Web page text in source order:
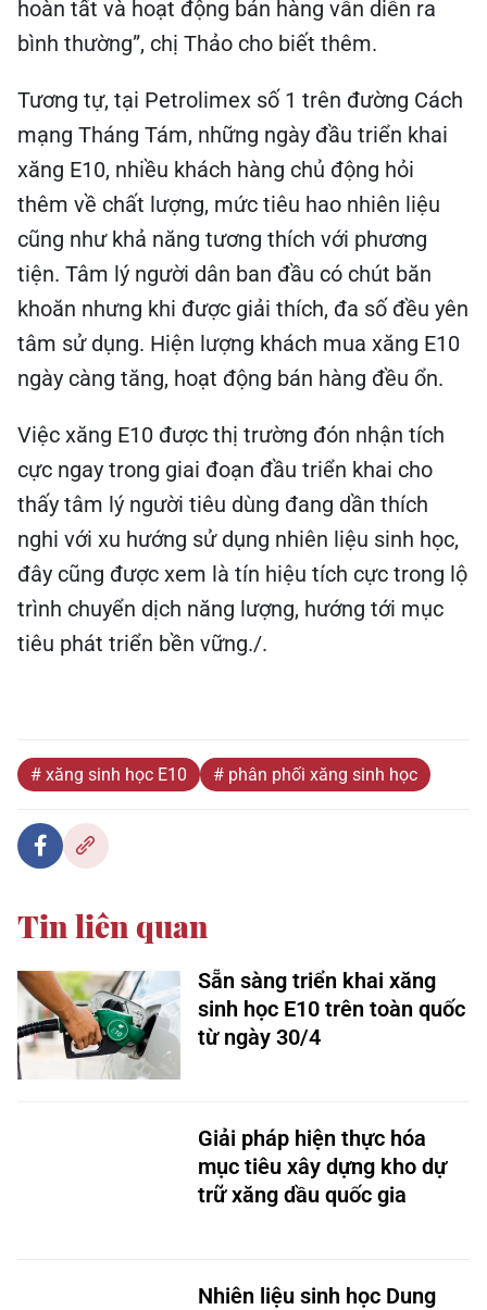
hoàn tất và hoạt động bán hàng vẫn diễn ra
bình thường”, chị Thảo cho biết thêm.
Tương tự, tại Petrolimex số 1 trên đường Cách
mạng Tháng Tám, những ngày đầu triển khai
xăng E10, nhiều khách hàng chủ động hỏi
thêm về chất lượng, mức tiêu hao nhiên liệu
cũng như khả năng tương thích với phương
tiện. Tâm lý người dân ban đầu có chút băn
khoăn nhưng khi được giải thích, đa số đều yên
tâm sử dụng. Hiện lượng khách mua xăng E10
ngày càng tăng, hoạt động bán hàng đều ổn.
Việc xăng E10 được thị trường đón nhận tích
cực ngay trong giai đoạn đầu triển khai cho
thấy tâm lý người tiêu dùng đang dần thích
nghi với xu hướng sử dụng nhiên liệu sinh học,
đây cũng được xem là tín hiệu tích cực trong lộ
trình chuyển dịch năng lượng, hướng tới mục
tiêu phát triển bền vững./.
# xăng sinh học E10 # phân phối xăng sinh học
Tin liên quan
Sẵn sàng triển khai xăng
sinh học E10 trên toàn quốc
từ ngày 30/4
Giải pháp hiện thực hóa
mục tiêu xây dựng kho dự
trữ xăng dầu quốc gia
Nhiên liệu sinh học Dung